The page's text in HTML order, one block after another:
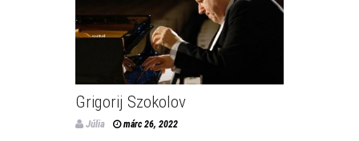
Grigorij Szokolov
Júlia márc 26, 2022